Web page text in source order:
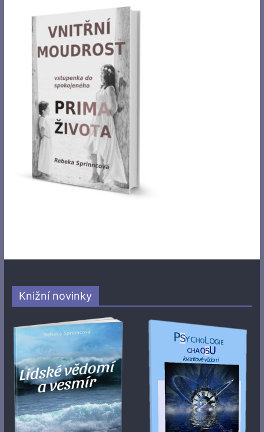
Knižní novinky